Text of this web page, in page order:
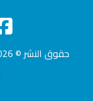
حقوق النشر © 2026